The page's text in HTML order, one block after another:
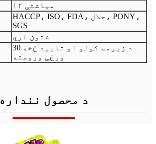
۱۲ میاشتې
HACCP، ISO، FDA، حلال، PONY،
SGS
شتون لري
د زیرمه کولو او تایید څخه 30
ورځې وروسته
د محصول ننداره